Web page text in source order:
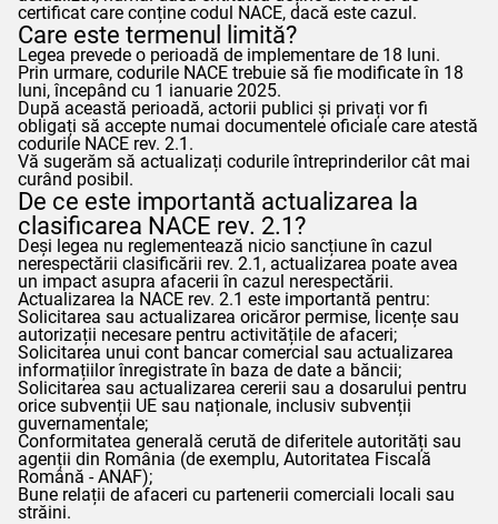
certificat care conține codul NACE, dacă este cazul.
Care este termenul limită?
Legea prevede o perioadă de implementare de 18 luni.
Prin urmare, codurile NACE trebuie să fie modificate în 18
luni, începând cu 1 ianuarie 2025.
După această perioadă, actorii publici și privați vor fi
obligați să accepte numai documentele oficiale care atestă
codurile NACE rev. 2.1.
Vă sugerăm să actualizați codurile întreprinderilor cât mai
curând posibil.
De ce este importantă actualizarea la
clasificarea NACE rev. 2.1?
Deși legea nu reglementează nicio sancțiune în cazul
nerespectării clasificării rev. 2.1, actualizarea poate avea
un impact asupra afacerii în cazul nerespectării.
Actualizarea la NACE rev. 2.1 este importantă pentru:
Solicitarea sau actualizarea oricăror permise, licențe sau
autorizații necesare pentru activitățile de afaceri;
Solicitarea unui cont bancar comercial sau actualizarea
informațiilor înregistrate în baza de date a băncii;
Solicitarea sau actualizarea cererii sau a dosarului pentru
orice subvenții UE sau naționale, inclusiv subvenții
guvernamentale;
Conformitatea generală cerută de diferitele autorități sau
agenții din România (de exemplu, Autoritatea Fiscală
Română -ANAF);
Bune relații de afaceri cu partenerii comerciali locali sau
străini.